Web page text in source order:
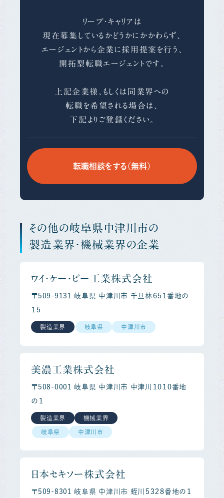
リープ・キャリアは
現在募集しているかどうかにかかわらず、
エージェントから企業に採用提案を行う、
開拓型転職エージェントです。
上記企業様、もしくは同業界への
転職を希望される場合は、
下記よりご登録ください。
転職相談をする（無料）
その他の岐阜県中津川市の
製造業界・機械業界の企業
ワイ・ケー・ピー工業株式会社
〒509-9131 岐阜県 中津川市 千旦林６５１番地の
１５
製造業界 岐阜県 中津川市
美濃工業株式会社
〒508-0001 岐阜県 中津川市 中津川１０１０番地
の１
製造業界 機械業界
岐阜県 中津川市
日本セキソー株式会社
〒509-8301 岐阜県 中津川市 蛭川５３２８番地の１